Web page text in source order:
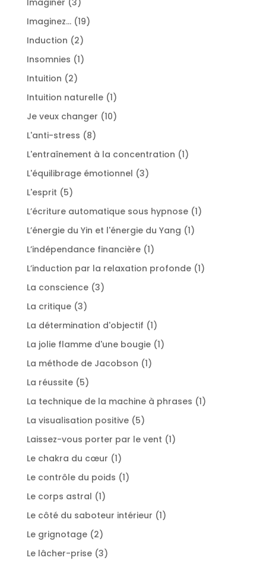
produits
Imaginez... 1919
Induction 22
produits
Insomnies 11
Intuition 22
produits
Intuition naturelle 11
produit
Je veux changer 1010
L'anti-stress 88
produits
L'entraînement à la concentration 11
L'équilibrage émotionnel 33
L'esprit 55
produits
L’écriture automatique sous hypnose 11
L’énergie du Yin et l'énergie du Yang 11
L’indépendance financière 11
produit
L’induction par la relaxation profonde 11
La conscience 33
La critique 33
produits
La détermination d'objectif 11
produit
La jolie flamme d'une bougie 11
La méthode de Jacobson 11
La réussite 55
produits
La technique de la machine à phrases 11
La visualisation positive 55
produits
Laissez-vous porter par le vent 11
Le chakra du cœur 11
produit
Le contrôle du poids 11
Le corps astral 11
produit
Le côté du saboteur intérieur 11
Le grignotage 22
produits
Le lâcher-prise 33